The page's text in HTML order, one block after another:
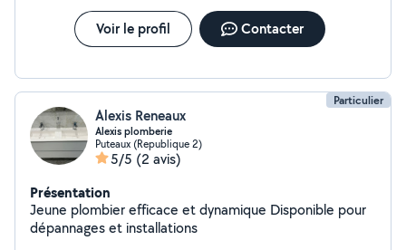
Voir le profil Contacter
Particulier
Alexis Reneaux
Alexis plomberie
Puteaux (Republique 2)
5/5 (2 avis)
Présentation
Jeune plombier efficace et dynamique Disponible pour
dépannages et installations